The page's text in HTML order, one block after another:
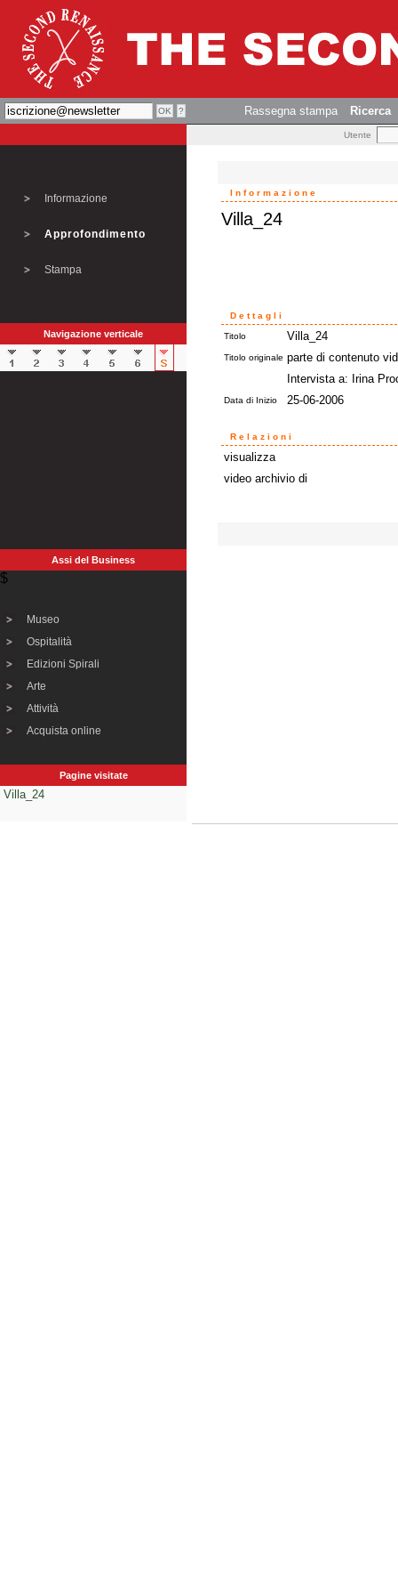
Rassegna stampa Ricerca
Utente
Informazione
Approfondimento
Stampa
Navigazione verticale
Assi del Business
$
Museo
Ospitalità
Edizioni Spirali
Arte
Attività
Acquista online
Pagine visitate
Villa_24
Informazione
Villa_24
Dettagli
Titolo Villa_24
Titolo originale parte di contenuto
Intervista a: Irina
Data di Inizio 25-06-2006
Relazioni
visualizza
video archivio di